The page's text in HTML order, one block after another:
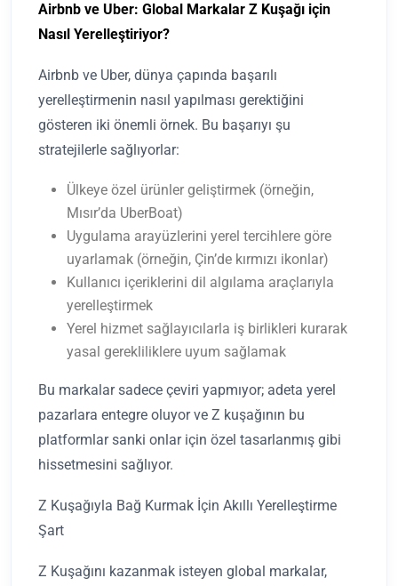
Airbnb ve Uber: Global Markalar Z Kuşağı için
Nasıl Yerelleştiriyor?
Airbnb ve Uber, dünya çapında başarılı
yerelleştirmenin nasıl yapılması gerektiğini
gösteren iki önemli örnek. Bu başarıyı şu
stratejilerle sağlıyorlar:
Ülkeye özel ürünler geliştirmek (örneğin,
Mısır’da UberBoat)
Uygulama arayüzlerini yerel tercihlere göre
uyarlamak (örneğin, Çin’de kırmızı ikonlar)
Kullanıcı içeriklerini dil algılama araçlarıyla
yerelleştirmek
Yerel hizmet sağlayıcılarla iş birlikleri kurarak
yasal gerekliliklere uyum sağlamak
Bu markalar sadece çeviri yapmıyor; adeta yerel
pazarlara entegre oluyor ve Z kuşağının bu
platformlar sanki onlar için özel tasarlanmış gibi
hissetmesini sağlıyor.
Z Kuşağıyla Bağ Kurmak İçin Akıllı Yerelleştirme
Şart
Z Kuşağını kazanmak isteyen global markalar,